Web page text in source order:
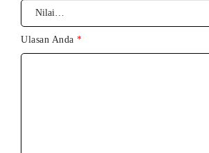
Mengingat pengaturan terakhir yang digunakan
Ulasan Anda *